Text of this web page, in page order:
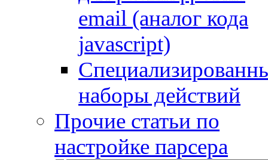
email (аналог кода
javascript)
наборы действий
Прочие статьи по
настройке парсера